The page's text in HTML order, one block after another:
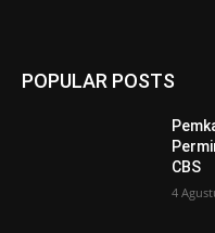
POPULAR POSTS
CBS
4